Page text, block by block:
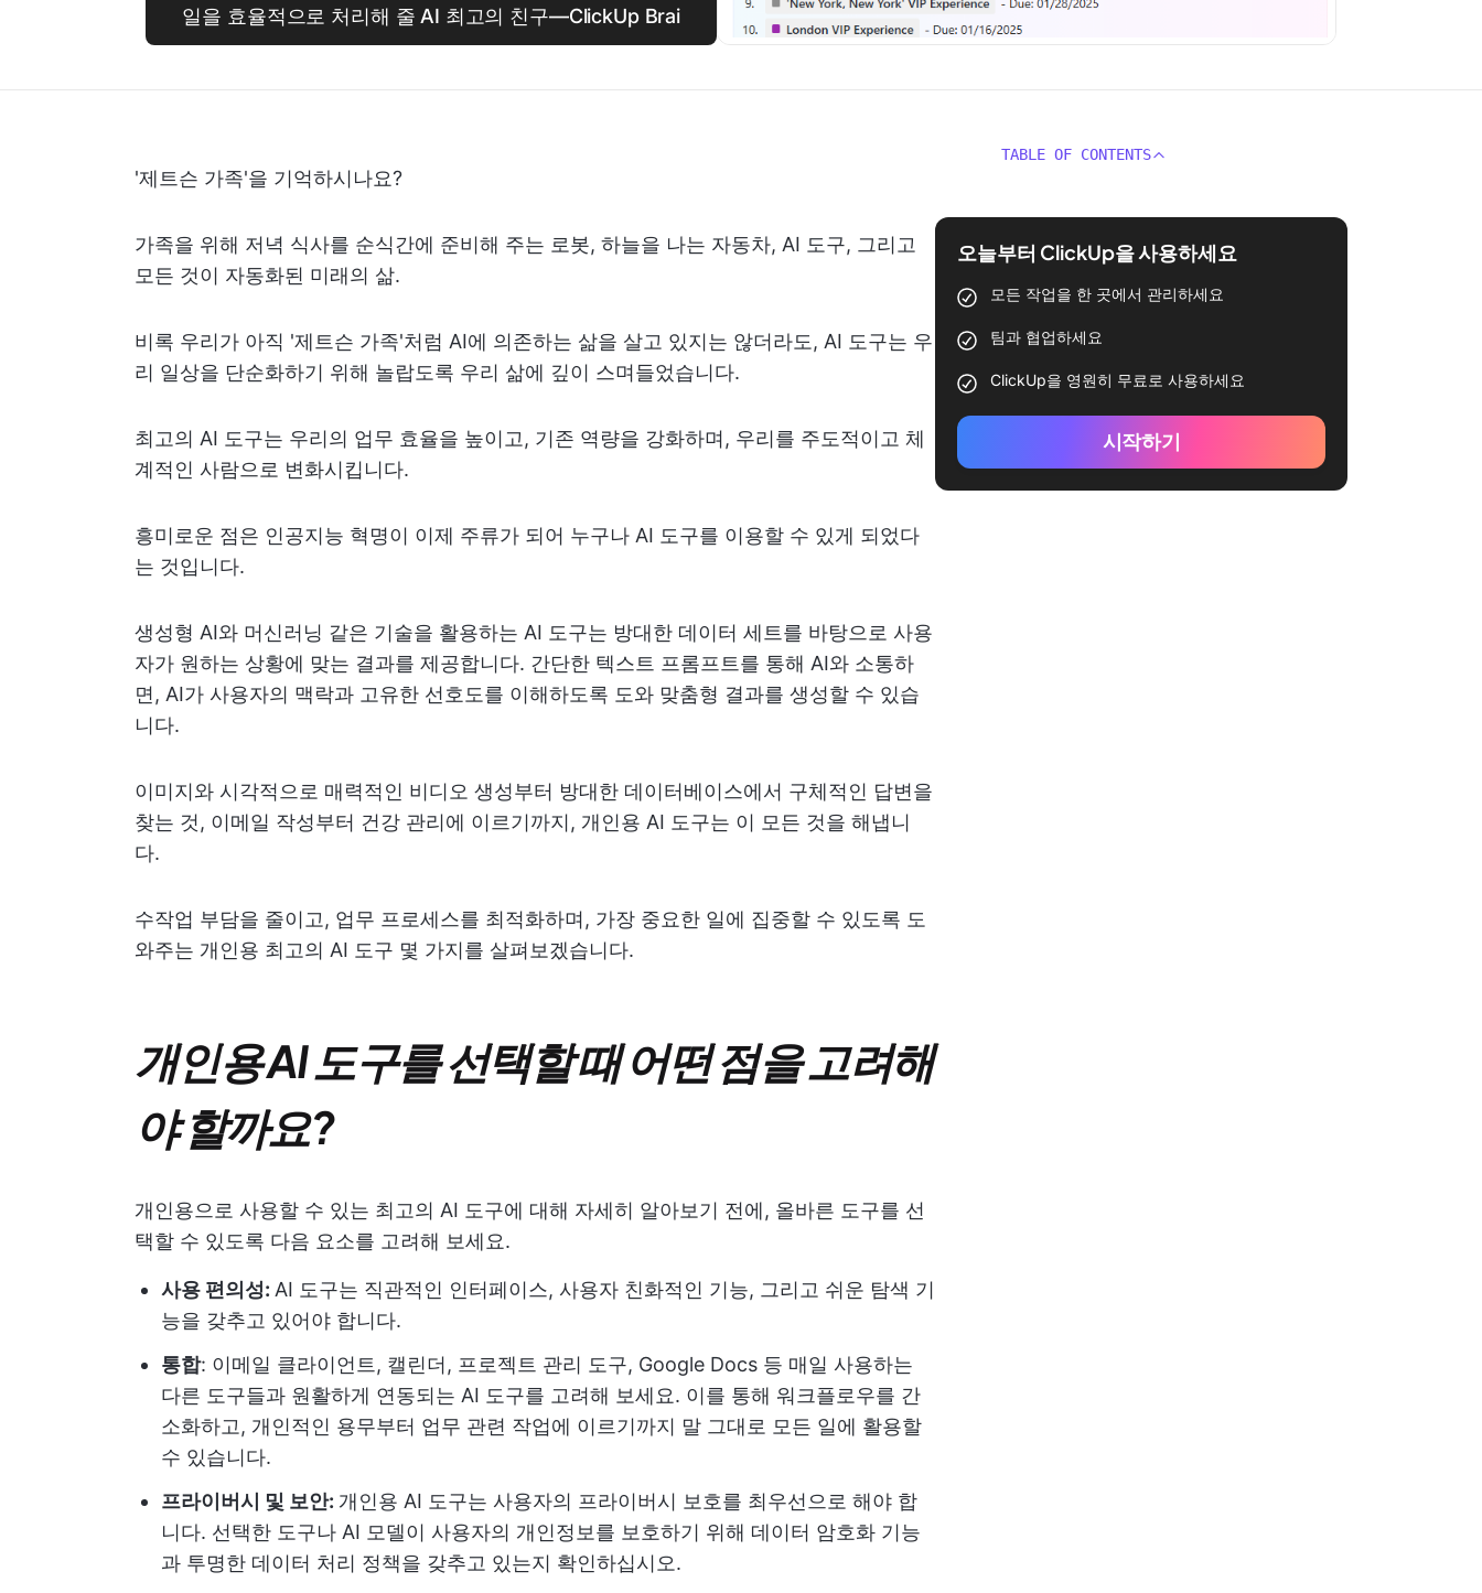
일을 효율적으로 처리해 줄 AI 최고의 친구—ClickUp Brai
'제트슨 가족'을 기억하시나요?
가족을 위해 저녁 식사를 순식간에 준비해 주는 로봇, 하늘을 나는 자동차, AI 도구, 그리고
모든 것이 자동화된 미래의 삶.
비록 우리가 아직 '제트슨 가족'처럼 AI에 의존하는 삶을 살고 있지는 않더라도, AI 도구는 우
리 일상을 단순화하기 위해 놀랍도록 우리 삶에 깊이 스며들었습니다.
최고의 AI 도구는 우리의 업무 효율을 높이고, 기존 역량을 강화하며, 우리를 주도적이고 체
계적인 사람으로 변화시킵니다.
흥미로운 점은 인공지능 혁명이 이제 주류가 되어 누구나 AI 도구를 이용할 수 있게 되었다
는 것입니다.
생성형 AI와 머신러닝 같은 기술을 활용하는 AI 도구는 방대한 데이터 세트를 바탕으로 사용
자가 원하는 상황에 맞는 결과를 제공합니다. 간단한 텍스트 프롬프트를 통해 AI와 소통하
면, AI가 사용자의 맥락과 고유한 선호도를 이해하도록 도와 맞춤형 결과를 생성할 수 있습
니다.
이미지와 시각적으로 매력적인 비디오 생성부터 방대한 데이터베이스에서 구체적인 답변을
찾는 것, 이메일 작성부터 건강 관리에 이르기까지, 개인용 AI 도구는 이 모든 것을 해냅니
다.
수작업 부담을 줄이고, 업무 프로세스를 최적화하며, 가장 중요한 일에 집중할 수 있도록 도
와주는 개인용 최고의 AI 도구 몇 가지를 살펴보겠습니다.
개인용 AI 도구를 선택할 때 어떤 점을 고려해
야 할까요?
개인용으로 사용할 수 있는 최고의 AI 도구에 대해 자세히 알아보기 전에, 올바른 도구를 선
택할 수 있도록 다음 요소를 고려해 보세요.
사용 편의성: AI 도구는 직관적인 인터페이스, 사용자 친화적인 기능, 그리고 쉬운 탐색 기
능을 갖추고 있어야 합니다.
통합: 이메일 클라이언트, 캘린더, 프로젝트 관리 도구, Google Docs 등 매일 사용하는
다른 도구들과 원활하게 연동되는 AI 도구를 고려해 보세요. 이를 통해 워크플로우를 간
소화하고, 개인적인 용무부터 업무 관련 작업에 이르기까지 말 그대로 모든 일에 활용할
수 있습니다.
프라이버시 및 보안: 개인용 AI 도구는 사용자의 프라이버시 보호를 최우선으로 해야 합
니다. 선택한 도구나 AI 모델이 사용자의 개인정보를 보호하기 위해 데이터 암호화 기능
과 투명한 데이터 처리 정책을 갖추고 있는지 확인하십시오.
TABLE OF CONTENTS
오늘부터 ClickUp을 사용하세요
모든 작업을 한 곳에서 관리하세요
팀과 협업하세요
ClickUp을 영원히 무료로 사용하세요
시작하기